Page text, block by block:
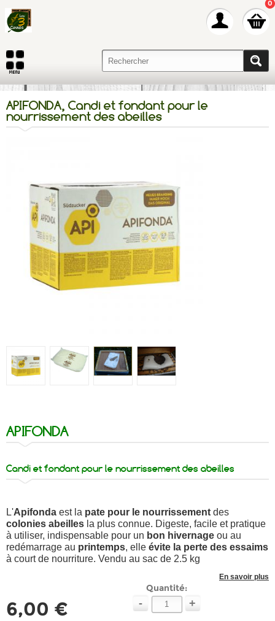
0
APIFONDA, Candi et fondant pour le
nourrissement des abeilles
APIFONDA
Candi et fondant pour le nourrissement des abeilles
L'Apifonda est la pate pour le nourrissement des
colonies abeilles la plus connue. Digeste, facile et pratique
à utiliser, indispensable pour un bon hivernage ou au
redémarrage au printemps, elle évite la perte des essaims
à court de nourriture. Vendu au sac de 2.5 kg
En savoir plus
6,00 €
Quantité:
- +